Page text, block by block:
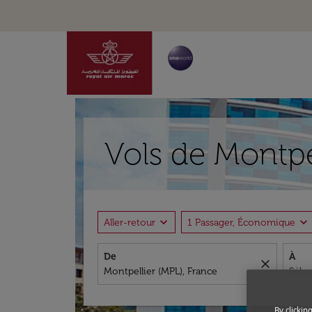
Vols de
Aller-retour expand_more 1 Passager, Économique expand_more
De
close
À